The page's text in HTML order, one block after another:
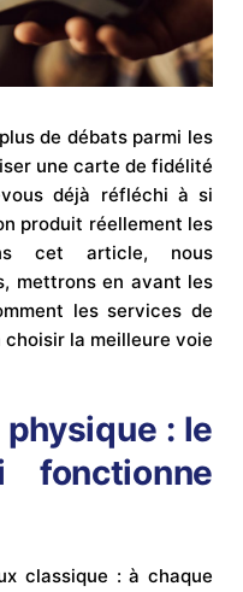
de débats parmi les
une carte de fidélité
déjà réfléchi à si
produit réellement les
cet article, nous
mettrons en avant les
les services de
la meilleure voie
: le
fonctionne
classique : à chaque